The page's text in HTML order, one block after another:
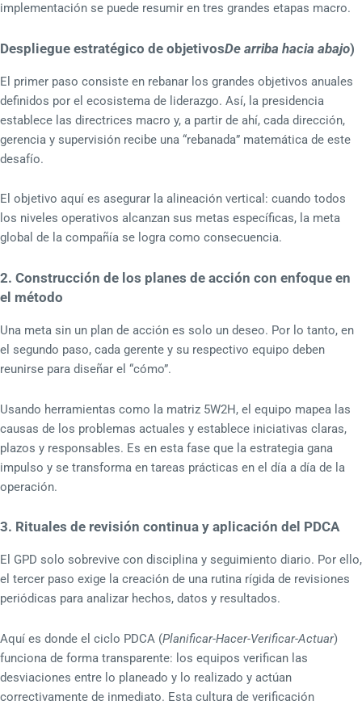
implementación se puede resumir en tres grandes etapas macro.
Despliegue estratégico de objetivosDe arriba hacia abajo)
El primer paso consiste en rebanar los grandes objetivos anuales
definidos por el ecosistema de liderazgo. Así, la presidencia
establece las directrices macro y, a partir de ahí, cada dirección,
gerencia y supervisión recibe una “rebanada” matemática de este
desafío.
El objetivo aquí es asegurar la alineación vertical: cuando todos
los niveles operativos alcanzan sus metas específicas, la meta
global de la compañía se logra como consecuencia.
2. Construcción de los planes de acción con enfoque en
el método
Una meta sin un plan de acción es solo un deseo. Por lo tanto, en
el segundo paso, cada gerente y su respectivo equipo deben
reunirse para diseñar el “cómo”.
Usando herramientas como la matriz 5W2H, el equipo mapea las
causas de los problemas actuales y establece iniciativas claras,
plazos y responsables. Es en esta fase que la estrategia gana
impulso y se transforma en tareas prácticas en el día a día de la
operación.
3. Rituales de revisión continua y aplicación del PDCA
El GPD solo sobrevive con disciplina y seguimiento diario. Por ello,
el tercer paso exige la creación de una rutina rígida de revisiones
periódicas para analizar hechos, datos y resultados.
Aquí es donde el ciclo PDCA (Planificar-Hacer-Verificar-Actuar)
funciona de forma transparente: los equipos verifican las
desviaciones entre lo planeado y lo realizado y actúan
correctivamente de inmediato. Esta cultura de verificación